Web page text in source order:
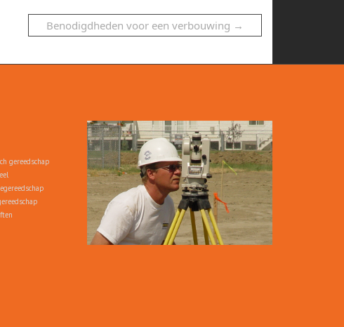
Benodigdheden voor een verbouwing →
gereedschap